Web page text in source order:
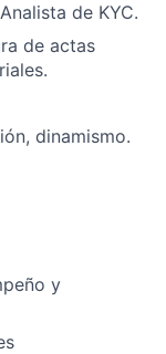
de KYC.
de actas
dinamismo.
y